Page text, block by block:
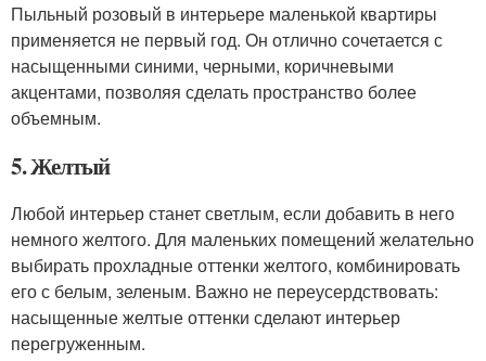
Пыльный розовый в интерьере маленькой квартиры
применяется не первый год. Он отлично сочетается с
насыщенными синими, черными, коричневыми
акцентами, позволяя сделать пространство более
объемным.
5. Желтый
Любой интерьер станет светлым, если добавить в него
немного желтого. Для маленьких помещений желательно
выбирать прохладные оттенки желтого, комбинировать
его с белым, зеленым. Важно не переусердствовать:
насыщенные желтые оттенки сделают интерьер
перегруженным.